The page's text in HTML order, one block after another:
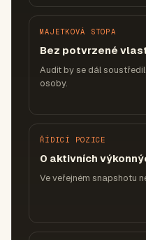
MAJETKOVÁ STOPA
Bez potvrzené
Audit by se dál
osoby.
ŘÍDICÍ POZICE
0 aktivních
Ve veřejném snapshotu